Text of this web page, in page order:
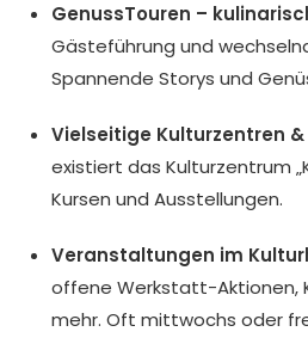
GenussTouren –
Gästeführung und
Spannende Storys und
Vielseitige Kulturzentren &
existiert das Kulturzentrum
Kursen und Ausstellungen.
Veranstaltungen im
offene Werkstatt-Aktionen,
mehr. Oft mittwochs oder